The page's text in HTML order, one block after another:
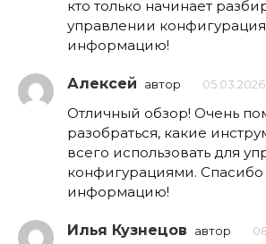
кто только начинает
управлении
информацию!
Алексей автор
Отличный обзор! Очень
разобраться, какие
всего использовать для
конфигурациями. Спасибо
информацию!
Илья Кузнецов автор